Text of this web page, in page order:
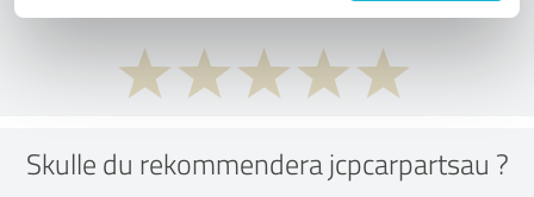
Skulle du rekommendera jcpcarpartsau ?